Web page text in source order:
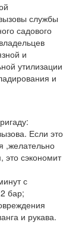
службы
садового
и
утилизации
и
Если это
,желательно
это сэкономит
с
бар;
и рукава.